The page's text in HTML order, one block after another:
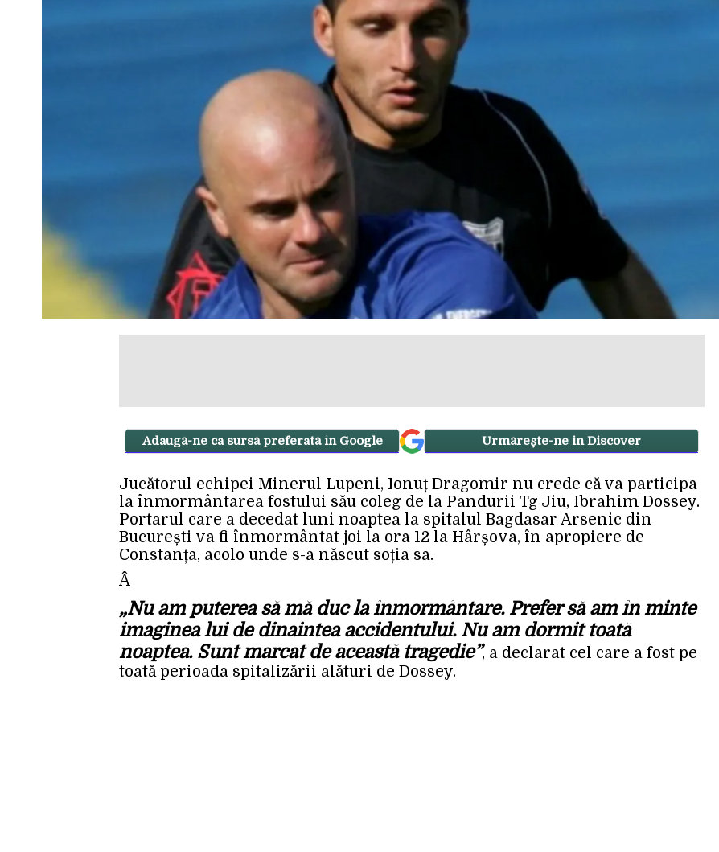
Adaugă-ne ca sursă preferată în Google Urmărește-ne in Discover
Jucătorul echipei Minerul Lupeni, Ionuț Dragomir nu crede că va participa
la înmormântarea fostului său coleg de la Pandurii Tg Jiu, Ibrahim Dossey.
Portarul care a decedat luni noaptea la spitalul Bagdasar Arsenic din
București va fi înmormântat joi la ora 12 la Hârșova, în apropiere de
Constanța, acolo unde s-a născut soția sa.
Â
„Nu am puterea să mă duc la înmormântare. Prefer să am în minte
imaginea lui de dinaintea accidentului. Nu am dormit toată
noaptea. Sunt marcat de această tragedie”, a declarat cel care a fost pe
toată perioada spitalizării alături de Dossey.